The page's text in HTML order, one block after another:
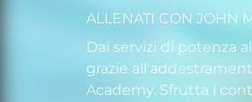
ALLENATI CON JOHN
Dai servizi di potenza
grazie
Academy. Sfrutta i